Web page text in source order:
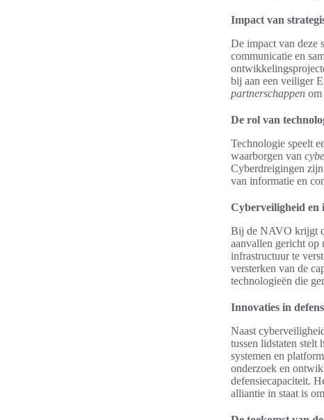
Impact van
De impact van deze
communicatie en
bij aan een veiliger
partnerschappen om
De rol van
Technologie speelt
waarborgen van
Cyberdreigingen
van informatie en
Cyberveiligheid en
Bij de NAVO krijgt
aanvallen gericht op
infrastructuur te
versterken van de
technologieën die
Innovaties in
Naast
tussen lidstaten
systemen en
onderzoek en
defensiecapaciteit.
alliantie in staat is